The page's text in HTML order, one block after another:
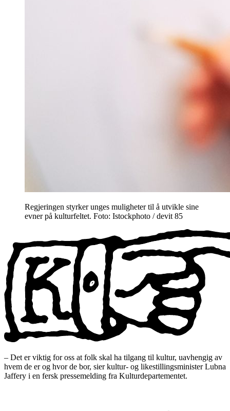
Regjeringen styrker unges muligheter til å utvikle sine
evner på kulturfeltet. Foto: Istockphoto / devit 85
– Det er viktig for oss at folk skal ha tilgang til kultur, uavhengig av
hvem de er og hvor de bor, sier kultur- og likestillingsminister Lubna
Jaffery i en fersk pressemelding fra Kulturdepartementet.